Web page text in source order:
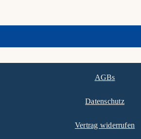
AGBs
Datenschutz
Vertrag widerrufen